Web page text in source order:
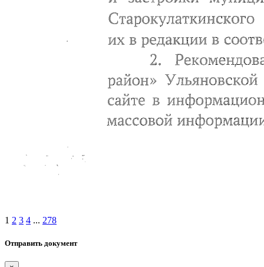
1 2 3 4 ... 278
Отправить документ